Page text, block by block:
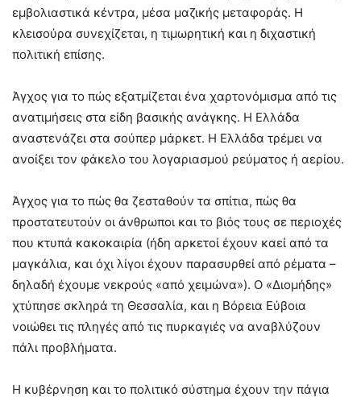
εμβολιαστικά κέντρα, μέσα μαζικής μεταφοράς. Η
κλεισούρα συνεχίζεται, η τιμωρητική και η διχαστική
πολιτική επίσης.
Άγχος για το πώς εξατμίζεται ένα χαρτονόμισμα από τις
ανατιμήσεις στα είδη βασικής ανάγκης. Η Ελλάδα
αναστενάζει στα σούπερ μάρκετ. Η Ελλάδα τρέμει να
ανοίξει τον φάκελο του λογαριασμού ρεύματος ή αερίου.
Άγχος για το πώς θα ζεσταθούν τα σπίτια, πώς θα
προστατευτούν οι άνθρωποι και το βιός τους σε περιοχές
που κτυπά κακοκαιρία (ήδη αρκετοί έχουν καεί από τα
μαγκάλια, και όχι λίγοι έχουν παρασυρθεί από ρέματα –
δηλαδή έχουμε νεκρούς «από χειμώνα»). Ο «Διομήδης»
χτύπησε σκληρά τη Θεσσαλία, και η Βόρεια Εύβοια
νοιώθει τις πληγές από τις πυρκαγιές να αναβλύζουν
πάλι προβλήματα.
Η κυβέρνηση και το πολιτικό σύστημα έχουν την πάγια